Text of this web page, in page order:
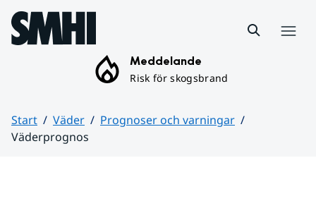
Hoppa till sidans innehåll
Meddelande
Risk för skogsbrand
Start Väder
Prognoser och varningar
Väderprognos